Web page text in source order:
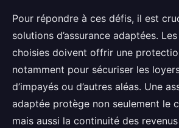
Pour répondre à ces défis, il est
solutions d’assurance adaptées.
choisies doivent offrir une
notamment pour sécuriser les
d’impayés ou d’autres aléas. Une
adaptée protège non seulement le
mais aussi la continuité des